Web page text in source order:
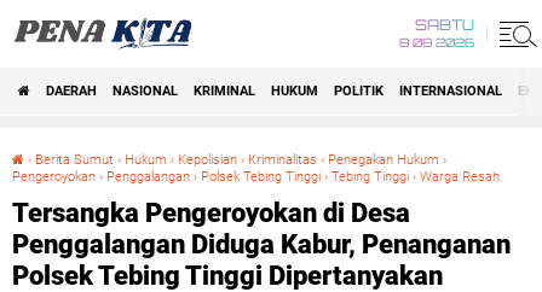
SABTU
8 08 2026
DAERAH NASIONAL KRIMINAL HUKUM POLITIK INTERNASIONAL
› Berita Sumut › Hukum › Kepolisian › Kriminalitas › Penegakan Hukum ›
Pengeroyokan › Penggalangan › Polsek Tebing Tinggi › Tebing Tinggi › Warga Resah
Tersangka Pengeroyokan di Desa
Penggalangan Diduga Kabur, Penanganan
Polsek Tebing Tinggi Dipertanyakan